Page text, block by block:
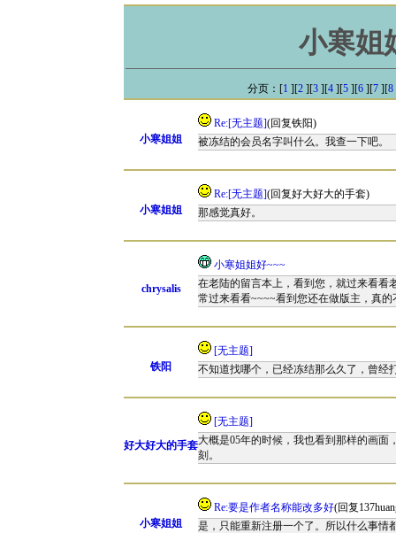
小寒姐
分页：[1 ][2 ][3 ][4 ][5 ][6 ][7 ][8
小寒姐姐
Re:[无主题](回复铁阳)
被冻结的会员名字叫什么。我查一下吧。
小寒姐姐
Re:[无主题](回复好大好大的手套)
那感觉真好。
chrysalis
小寒姐姐好~~~
在老陆的留言本上，看到您，就过来看看
常过来看看~~~~看到您还在做版主，真
铁阳
[无主题]
不知道找哪个，已经冻结那么久了，曾经
好大好大的手套
[无主题]
大概是05年的时候，我也看到那样的画
刻。
小寒姐姐
Re:要是作者名称能改多好(回复
是，只能重新注册一个了。所以什么事情